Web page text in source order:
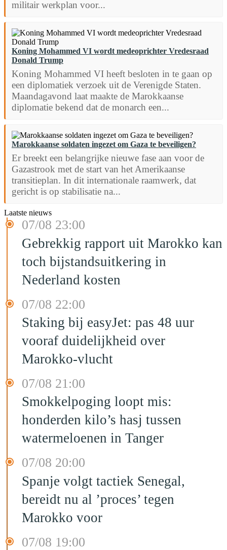
militair werkplan voor...
Koning Mohammed VI wordt medeoprichter Vredesraad
Donald Trump
Koning Mohammed VI heeft besloten in te gaan op
een diplomatiek verzoek uit de Verenigde Staten.
Maandagavond laat maakte de Marokkaanse
diplomatie bekend dat de monarch een...
Marokkaanse soldaten ingezet om Gaza te beveiligen?
Er breekt een belangrijke nieuwe fase aan voor de
Gazastrook met de start van het Amerikaanse
transitieplan. In dit internationale raamwerk, dat
gericht is op stabilisatie na...
Laatste nieuws
07/08 23:00
Gebrekkig rapport uit Marokko kan
toch bijstandsuitkering in
Nederland kosten
07/08 22:00
Staking bij easyJet: pas 48 uur
vooraf duidelijkheid over
Marokko-vlucht
07/08 21:00
Smokkelpoging loopt mis:
honderden kilo’s hasj tussen
watermeloenen in Tanger
07/08 20:00
Spanje volgt tactiek Senegal,
bereidt nu al ’proces’ tegen
Marokko voor
07/08 19:00